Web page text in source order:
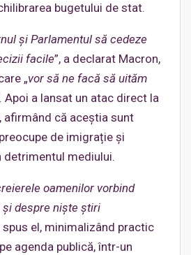
bugetului de stat.
și Parlamentul să cedeze
facile”, a declarat Macron,
„vor să ne facă să uităm
Apoi a lansat un atac direct la
afirmând că aceștia sunt
de imigrație și
mediului.
oamenilor vorbind
despre niște știri
spus el, minimalizând practic
agenda publică, într-un